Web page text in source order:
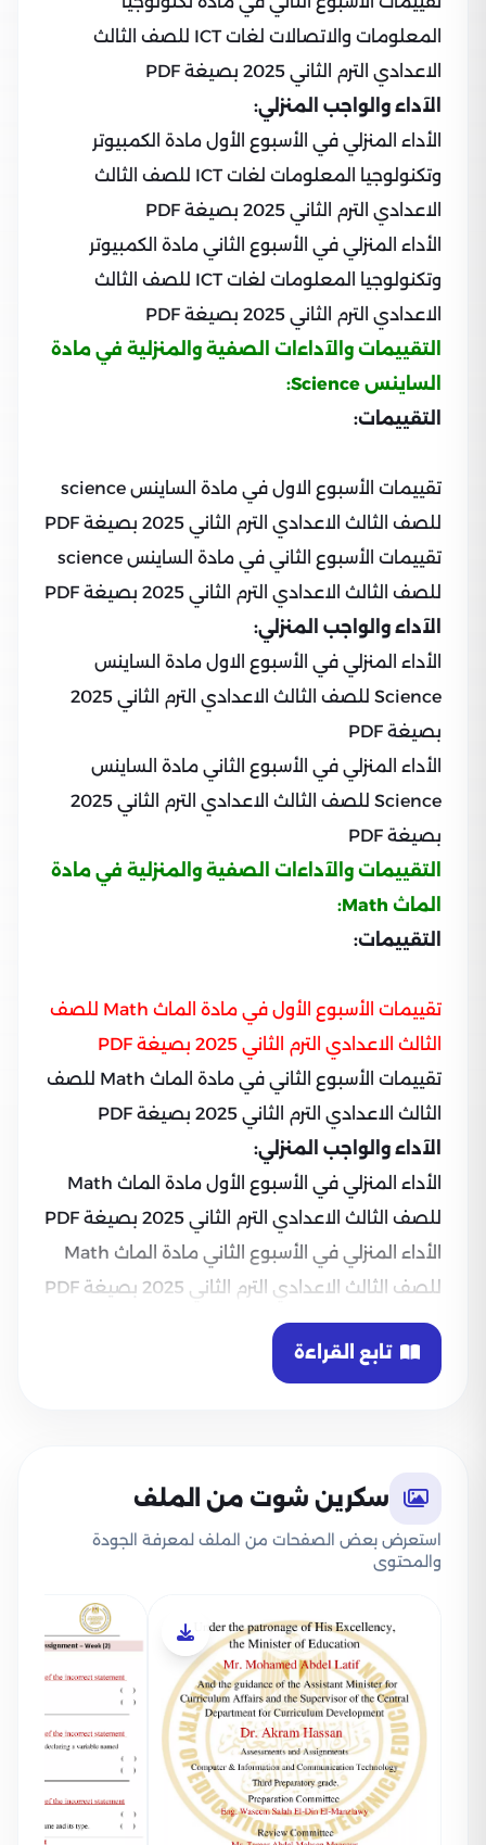
المعلومات والاتصالات لغات ICT للصف الثالث
الاعدادي الترم الثاني 2025 بصيغة PDF
الآداء والواجب المنزلي:
الأداء المنزلي في الأسبوع الأول مادة الكمبيوتر
وتكنولوجيا المعلومات لغات ICT للصف الثالث
الاعدادي الترم الثاني 2025 بصيغة PDF
الأداء المنزلي في الأسبوع الثاني مادة الكمبيوتر
وتكنولوجيا المعلومات لغات ICT للصف الثالث
الاعدادي الترم الثاني 2025 بصيغة PDF
التقييمات والآداءات الصفية والمنزلية في مادة
الساينس Science:
التقييمات:
تقييمات الأسبوع الاول في مادة الساينس science
للصف الثالث الاعدادي الترم الثاني 2025 بصيغة PDF
تقييمات الأسبوع الثاني في مادة الساينس science
للصف الثالث الاعدادي الترم الثاني 2025 بصيغة PDF
الآداء والواجب المنزلي:
الأداء المنزلي في الأسبوع الاول مادة الساينس
Science للصف الثالث الاعدادي الترم الثاني 2025
بصيغة PDF
الأداء المنزلي في الأسبوع الثاني مادة الساينس
Science للصف الثالث الاعدادي الترم الثاني 2025
بصيغة PDF
التقييمات والآداءات الصفية والمنزلية في مادة
الماث Math:
التقييمات:
تقييمات الأسبوع الأول في مادة الماث Math للصف
الثالث الاعدادي الترم الثاني 2025 بصيغة PDF
تقييمات الأسبوع الثاني في مادة الماث Math للصف
الثالث الاعدادي الترم الثاني 2025 بصيغة PDF
الآداء والواجب المنزلي:
الأداء المنزلي في الأسبوع الأول مادة الماث Math
للصف الثالث الاعدادي الترم الثاني 2025 بصيغة PDF
الأداء المنزلي في الأسبوع الثاني مادة الماث Math
للصف الثالث الاعدادي الترم الثاني 2025 بصيغة PDF
تابع القراءة
سكرين شوت من الملف
استعرض بعض الصفحات من الملف لمعرفة الجودة
والمحتوى